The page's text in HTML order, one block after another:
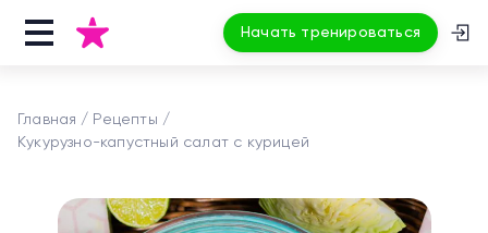
Начать тренироваться
Главная
Рецепты
Кукурузно-капустный салат с курицей